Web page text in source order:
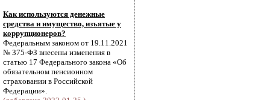
Как используются денежные
средства и имущество, изъятые у
коррупционеров?
Федеральным законом от 19.11.2021
№ 375-ФЗ внесены изменения в
статью 17 Федерального закона «Об
обязательном пенсионном
страховании в Российской
Федерации».